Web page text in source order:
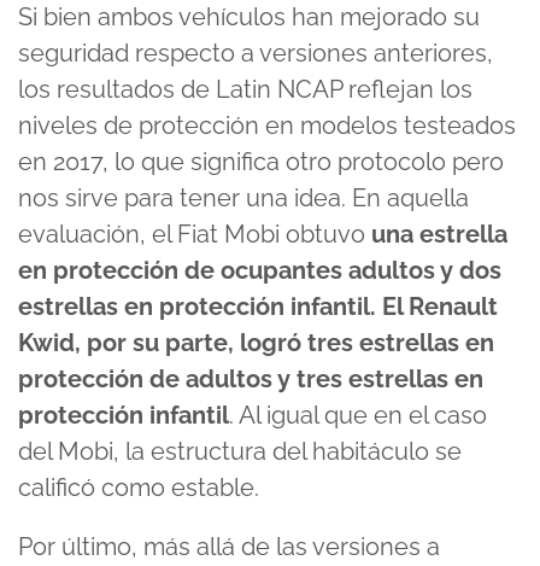
Si bien ambos vehículos han mejorado su
seguridad respecto a versiones anteriores,
los resultados de Latin NCAP reflejan los
niveles de protección en modelos testeados
en 2017, lo que significa otro protocolo pero
nos sirve para tener una idea. En aquella
evaluación, el Fiat Mobi obtuvo una estrella
en protección de ocupantes adultos y dos
estrellas en protección infantil. El Renault
Kwid, por su parte, logró tres estrellas en
protección de adultos y tres estrellas en
protección infantil. Al igual que en el caso
del Mobi, la estructura del habitáculo se
calificó como estable.
Por último, más allá de las versiones a